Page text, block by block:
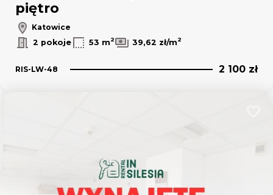
piętro
Katowice
2 pokoje
53 m2 39,62 zł/m2
RIS-LW-48 2 100 zł